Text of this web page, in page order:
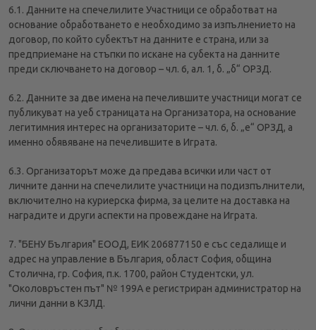
6.1. Данните на спечелилите Участници се обработват на
основание обработването е необходимо за изпълнението на
договор, по който субектът на данните е страна, или за
предприемане на стъпки по искане на субекта на данните
преди сключването на договор – чл. 6, ал. 1, б. „б“ ОРЗД.
6.2. Данните за две имена на печелившите участници могат се
публикуват на уеб страницата на Организатора, на основание
легитимния интерес на организаторите – чл. 6, б. „е“ ОРЗД, а
именно обявяване на печелившите в Играта.
6.3. Организаторът може да предава всички или част от
личните данни на спечелилите участници на подизпълнители,
включително на куриерска фирма, за целите на доставка на
наградите и други аспекти на провеждане на Играта.
7. "БЕНУ България" ЕООД, ЕИК 206877150 е със седалище и
адрес на управление в България, област София, община
Столична, гр. София, п.к. 1700, район Студентски, ул.
"Околовръстен път" № 199А е регистриран администратор на
лични данни в КЗЛД.